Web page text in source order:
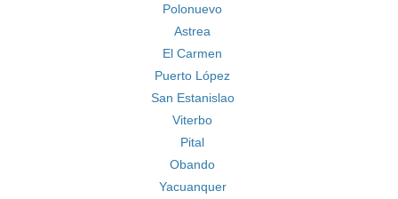
Polonuevo
Astrea
El Carmen
Puerto López
San Estanislao
Viterbo
Pital
Obando
Yacuanquer